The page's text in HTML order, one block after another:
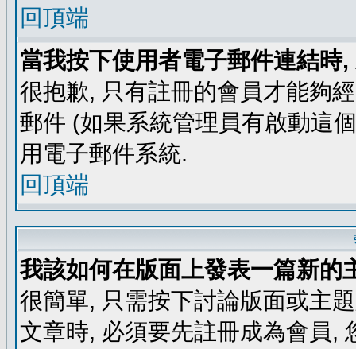
回頂端
當我按下使用者電子郵件連結時
很抱歉, 只有註冊的會員才能夠
郵件 (如果系統管理員有啟動這
用電子郵件系統.
回頂端
我該如何在版面上發表一篇新的
很簡單, 只需按下討論版面或主
文章時, 必須要先註冊成為會員,